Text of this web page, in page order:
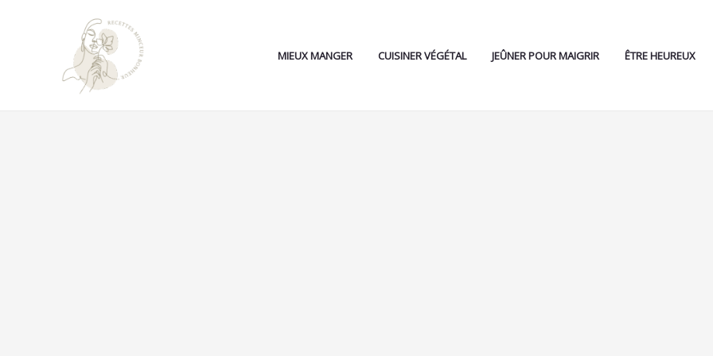
MIEUX MANGER CUISINER VÉGÉTAL JEÛNER POUR MAIGRIR ÊTRE HEUREUX